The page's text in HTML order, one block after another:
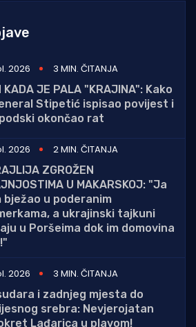
2026
3 MIN. ČITANJA
KADA JE PALA "KRAJINA": Kako
Stipetić ispisao povijest i
okončao rat
2026
2 MIN. ČITANJA
ZGROŽEN
U MAKARSKOJ: "Ja
bježao u poderanim
a ukrajinski tajkuni
u Poršeima dok im domovina
2026
3 MIN. ČITANJA
i zadnjeg mjesta do
srebra: Nevjerojatan
Lađarica u plavom!